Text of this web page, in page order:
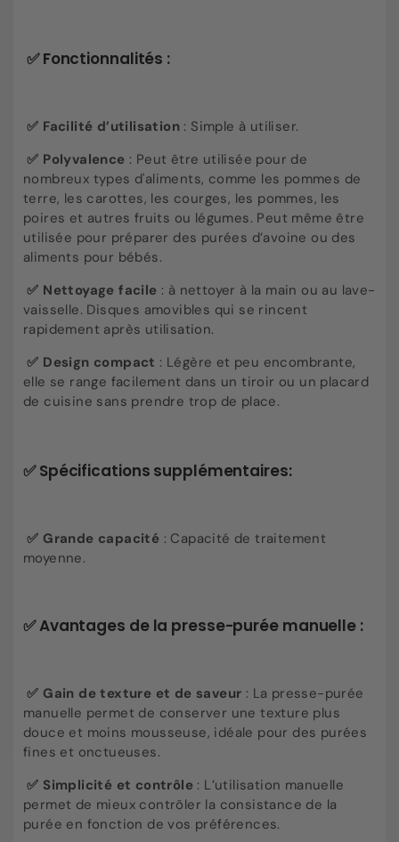
✅ Fonctionnalités :
✅ Facilité d’utilisation : Simple à utiliser.
✅ Polyvalence : Peut être utilisée pour de
nombreux types d'aliments, comme les pommes de
terre, les carottes, les courges, les pommes, les
poires et autres fruits ou légumes. Peut même être
utilisée pour préparer des purées d’avoine ou des
aliments pour bébés.
✅ Nettoyage facile : à nettoyer à la main ou au lave-
vaisselle. Disques amovibles qui se rincent
rapidement après utilisation.
✅ Design compact : Légère et peu encombrante,
elle se range facilement dans un tiroir ou un placard
de cuisine sans prendre trop de place.
✅ Spécifications supplémentaires:
✅ Grande capacité : Capacité de traitement
moyenne.
✅ Avantages de la presse-purée manuelle :
✅ Gain de texture et de saveur : La presse-purée
manuelle permet de conserver une texture plus
douce et moins mousseuse, idéale pour des purées
fines et onctueuses.
✅ Simplicité et contrôle : L’utilisation manuelle
permet de mieux contrôler la consistance de la
purée en fonction de vos préférences.